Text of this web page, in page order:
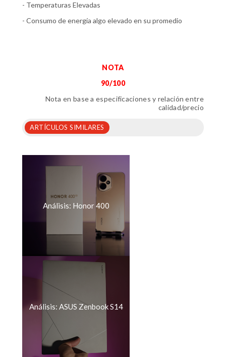
- Temperaturas Elevadas
- Consumo de energía algo elevado en su promedio
NOTA
90/100
Nota en base a especificaciones y relación entre
calidad/precio
ARTÍCULOS SIMILARES
Análisis: Honor 400
Análisis: ASUS Zenbook S14